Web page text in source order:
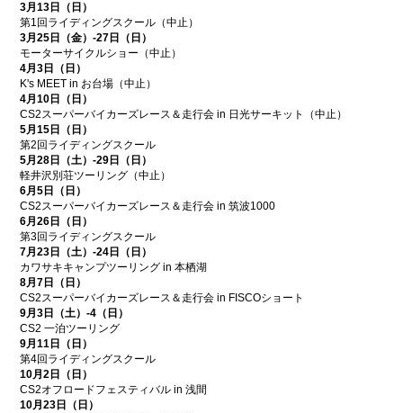
3月13日（日）
第1回ライディングスクール（中止）
3月25日（金）-27日（日）
モーターサイクルショー（中止）
4月3日（日）
K's MEET in お台場（中止）
4月10日（日）
CS2スーパーバイカーズレース＆走行会 in 日光サーキット（中止）
5月15日（日）
第2回ライディングスクール
5月28日（土）-29日（日）
軽井沢別荘ツーリング（中止）
6月5日（日）
CS2スーパーバイカーズレース＆走行会 in 筑波1000
6月26日（日）
第3回ライディングスクール
7月23日（土）-24日（日）
カワサキキャンプツーリング in 本栖湖
8月7日（日）
CS2スーパーバイカーズレース＆走行会 in FISCOショート
9月3日（土）-4（日）
CS2 一泊ツーリング
9月11日（日）
第4回ライディングスクール
10月2日（日）
CS2オフロードフェスティバル in 浅間
10月23日（日）